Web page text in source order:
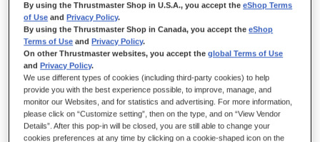
Gamepad GP XID PRO per PC: Plug & Play e precisione definitiva
29,99 €
AGGIUNGI AL CARRELLO
By using the Thrustmaster Shop in U.S.A., you accept theeShop Terms
of Use andPrivacy Policy.
By using the Thrustmaster Shop in Canada, you accept theeShop
Terms of Use andPrivacy Policy.
On other Thrustmaster websites, you accept theglobal Terms of Use
andPrivacy Policy.
We use different types of cookies (including third-party cookies) to help
provide you with the best experience possible, to improve, manage, and
monitor our Websites, and for statistics and advertising. For more information,
please click on “Customize setting”, then on the type, and on “View Vendor
Details”. After this pop-in will be closed, you are still able to change your
cookies preferences at any time by clicking on a cookie-shaped icon on the